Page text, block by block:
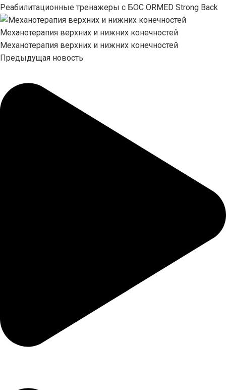
Реабилитационные тренажеры с БОС ORMED Strong Back
Механотерапия верхних и нижних конечностей
Механотерапия верхних и нижних конечностей
Предыдущая новость